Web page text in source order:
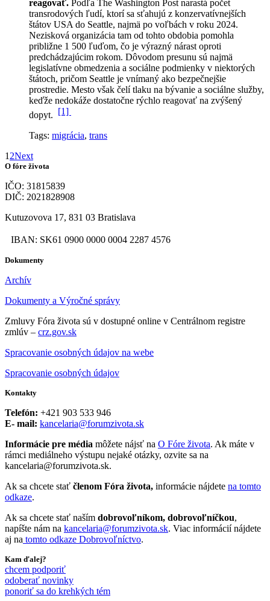
reagovať. Podľa The Washington Post narastá počet
transrodových ľudí, ktorí sa sťahujú z konzervatívnejších
štátov USA do Seattle, najmä po voľbách v roku 2024.
Nezisková organizácia tam od tohto obdobia pomohla
približne 1 500 ľuďom, čo je výrazný nárast oproti
predchádzajúcim rokom. Dôvodom presunu sú najmä
legislatívne obmedzenia a sociálne podmienky v niektorých
štátoch, pričom Seattle je vnímaný ako bezpečnejšie
prostredie. Mesto však čelí tlaku na bývanie a sociálne služby,
keďže nedokáže dostatočne rýchlo reagovať na zvýšený
dopyt. [1]
Tags: migrácia, trans
1 2Next
O fóre života
IČO: 31815839
DIČ: 2021828908
Kutuzovova 17, 831 03 Bratislava
IBAN: SK61 0900 0000 0004 2287 4576
Dokumenty
Archív
Dokumenty a Výročné správy
Zmluvy Fóra života sú v dostupné online v Centrálnom registre
zmlúv – crz.gov.sk
Spracovanie osobných údajov na webe
Spracovanie osobných údajov
Kontakty
Telefón: +421 903 533 946
E- mail: kancelaria@forumzivota.sk
Informácie pre média môžete nájsť na O Fóre života. Ak máte v
rámci mediálneho výstupu nejaké otázky, ozvite sa na
kancelaria@forumzivota.sk.
Ak sa chcete stať členom Fóra života, informácie nájdete na tomto
odkaze.
Ak sa chcete stať naším dobrovoľníkom, dobrovoľníčkou,
napíšte nám na kancelaria@forumzivota.sk. Viac informácií nájdete
aj na tomto odkaze Dobrovoľníctvo.
Kam ďalej?
chcem podporiť
odoberať novinky
ponoriť sa do krehkých tém